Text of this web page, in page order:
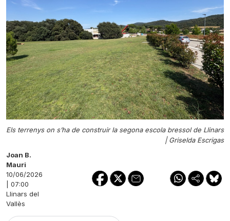
Els terrenys on s’ha de construir la segona escola bressol de Llinars
|Griselda Escrigas
Joan B.
Mauri
10/06/2026
| 07:00
Llinars del
Vallès